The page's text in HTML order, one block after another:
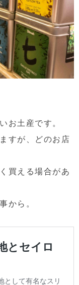
お土産です。
すが、どのお店
買える場合があ
から。